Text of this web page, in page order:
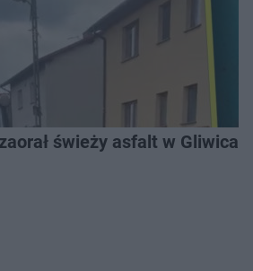
świeży asfalt w